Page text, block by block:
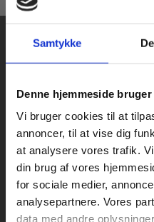
Samtykke
Denne hjemmeside
Vi bruger cookies til at
annoncer, til at vise dig
at analysere vores trafik.
din brug af vores
for sociale medier,
analysepartnere. Vores
data med andre
Praxis Forlag A/S
CVR 41280921
København
Vognmagergade 7, 5. sal
1120 København K
Køb læremidler og
For privatkunder og
studerende. Du får